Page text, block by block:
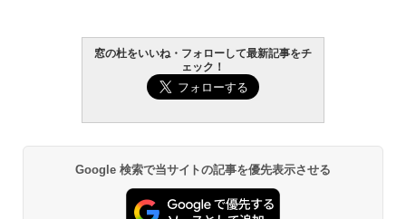
窓の杜をいいね・フォローして最新記事をチ
ェック！
Google 検索で当サイトの記事を優先表示させる